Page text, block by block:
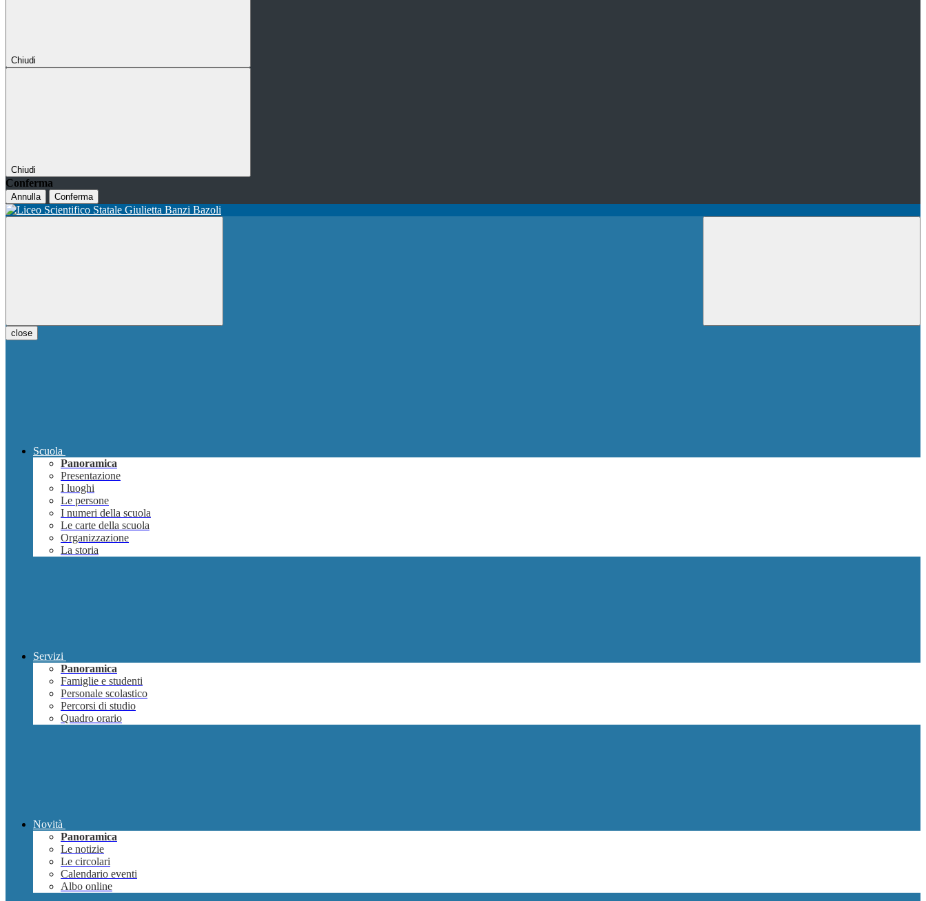
Chiudi
Chiudi
Conferma
Annulla Conferma
close
Scuola
Panoramica
Presentazione
I luoghi
Le persone
I numeri della scuola
Le carte della scuola
Organizzazione
La storia
Servizi
Panoramica
Famiglie e studenti
Personale scolastico
Percorsi di studio
Quadro orario
Novità
Panoramica
Le notizie
Le circolari
Calendario eventi
Albo online